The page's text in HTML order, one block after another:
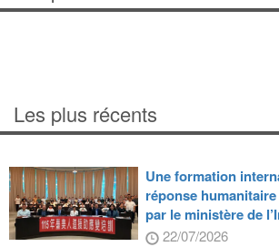
Les plus récents
Une formation
réponse
par le ministère de
22/07/2026